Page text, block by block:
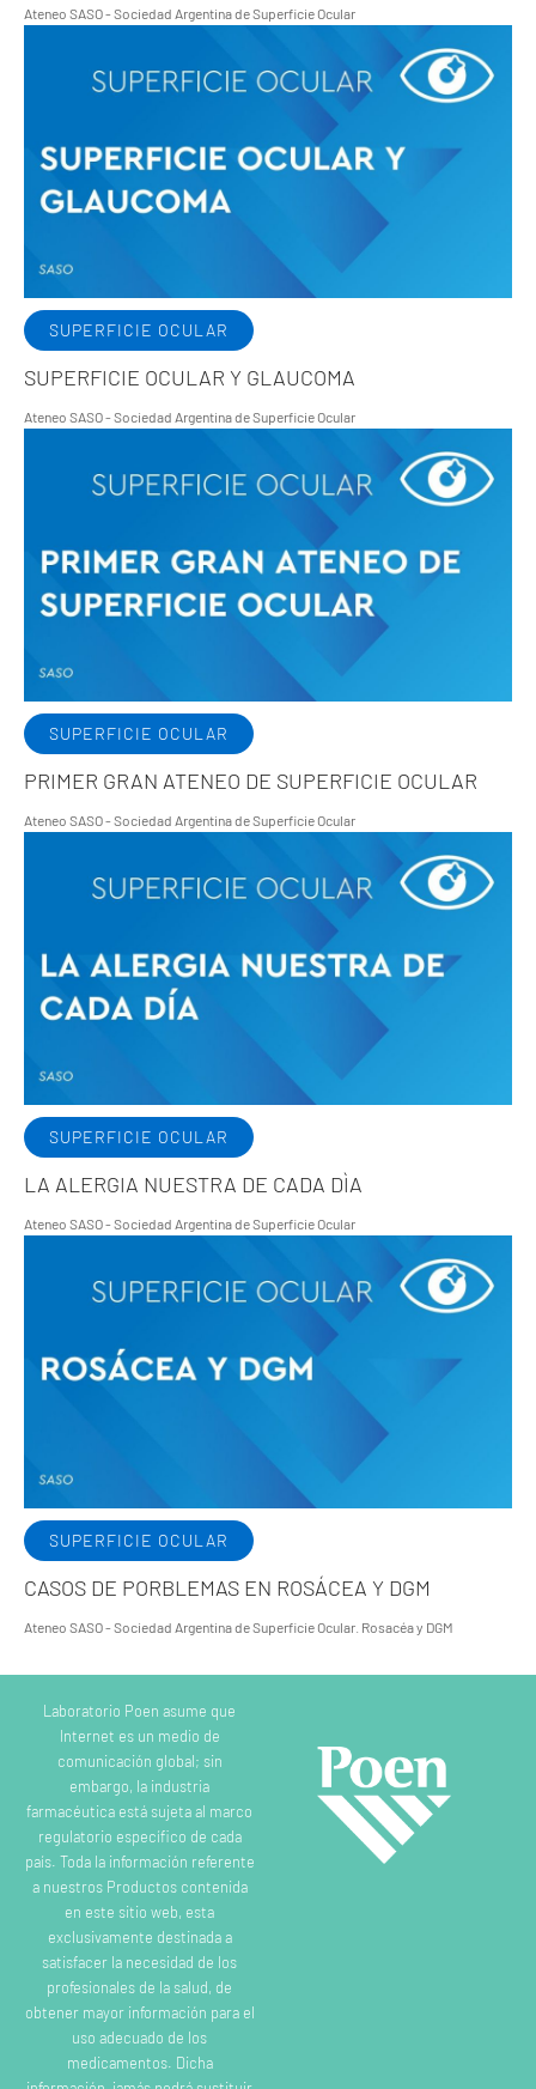
Ateneo SASO - Sociedad Argentina de Superficie Ocular
SUPERFICIE OCULAR
SUPERFICIE OCULAR Y GLAUCOMA
Ateneo SASO - Sociedad Argentina de Superficie Ocular
SUPERFICIE OCULAR
PRIMER GRAN ATENEO DE SUPERFICIE OCULAR
Ateneo SASO - Sociedad Argentina de Superficie Ocular
SUPERFICIE OCULAR
LA ALERGIA NUESTRA DE CADA DÌA
Ateneo SASO - Sociedad Argentina de Superficie Ocular
SUPERFICIE OCULAR
CASOS DE PORBLEMAS EN ROSÁCEA Y DGM
Ateneo SASO - Sociedad Argentina de Superficie Ocular. Rosacéa y DGM
Laboratorio Poen asume que
Internet es un medio de
comunicación global; sin
embargo, la industria
farmacéutica está sujeta al marco
regulatorio específico de cada
país. Toda la información referente
a nuestros Productos contenida
en este sitio web, esta
exclusivamente destinada a
satisfacer la necesidad de los
profesionales de la salud, de
obtener mayor información para el
uso adecuado de los
medicamentos. Dicha